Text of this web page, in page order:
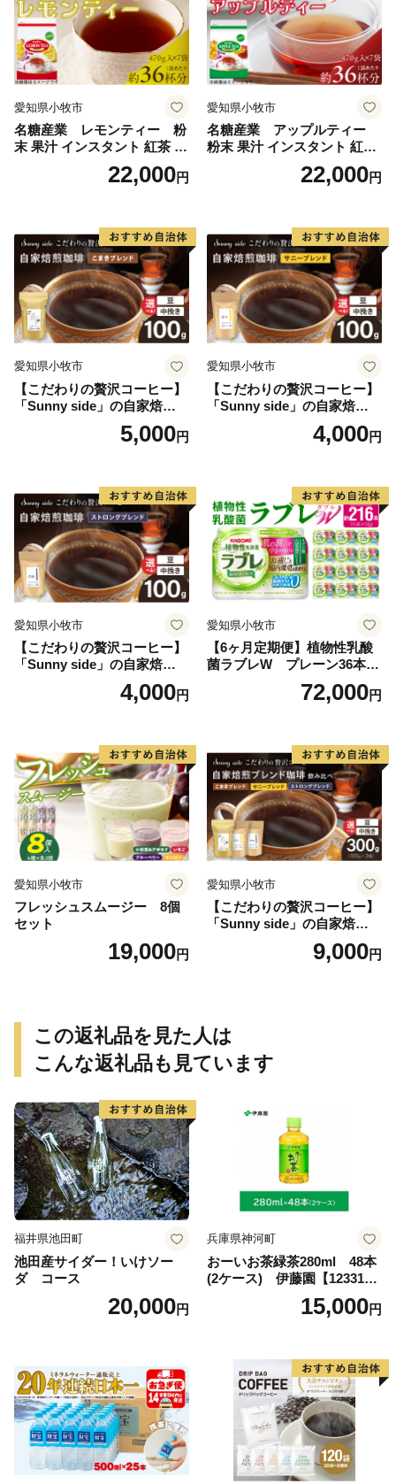
愛知県小牧市
名糖産業 レモンティー 粉
末 果汁 インスタント 紅茶 ビ
タミンC 袋 ロングセラー 粉
末飲料 粉末茶 簡単 手軽 ホッ
22,000円
愛知県小牧市
名糖産業 アップルティー
粉末 果汁 インスタント 紅茶
ティー ビタミンC 袋 ロング
セラー 粉末飲料 粉末茶 簡単
22,000円
愛知県小牧市
【こだわりの贅沢コーヒー】
「Sunny side」の自家焙煎珈
琲こまきブレンド（100g）
5,000円
愛知県小牧市
【こだわりの贅沢コーヒー】
「Sunny side」の自家焙煎珈
琲サニーブレンド（100g）
4,000円
愛知県小牧市
【こだわりの贅沢コーヒー】
「Sunny side」の自家焙煎珈
琲ストロングブレンド（100
4,000円
愛知県小牧市
【6ヶ月定期便】植物性乳酸
菌ラブレW プレーン36本
72,000円
愛知県小牧市
フレッシュスムージー 8個
セット
19,000円
愛知県小牧市
【こだわりの贅沢コーヒー】
「Sunny side」の自家焙煎珈
琲ブレンド珈琲飲み比べセッ
9,000円
この返礼品を見た人は
こんな返礼品も見ています
福井県池田町
池田産サイダー！いけソー
ダ コース
20,000円
兵庫県神河町
おーいお茶緑茶280ml 48本
(2ケース) 伊藤園【123317
15,000円